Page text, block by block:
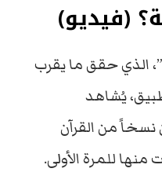
(فيديو)
الذي حقق ما يقرب
يُشاهد
من القرآن
منها للمرة الأولى.